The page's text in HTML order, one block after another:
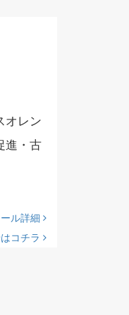
オレン
進・古
ル詳細
コチラ